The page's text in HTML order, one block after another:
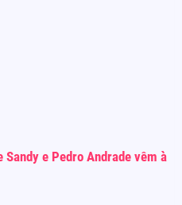
Sandy e Pedro Andrade vêm à